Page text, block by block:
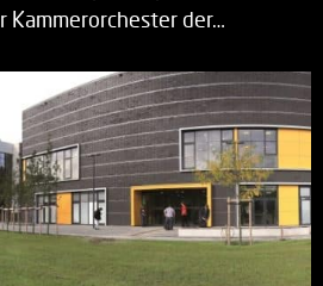
Kammerorchester der…